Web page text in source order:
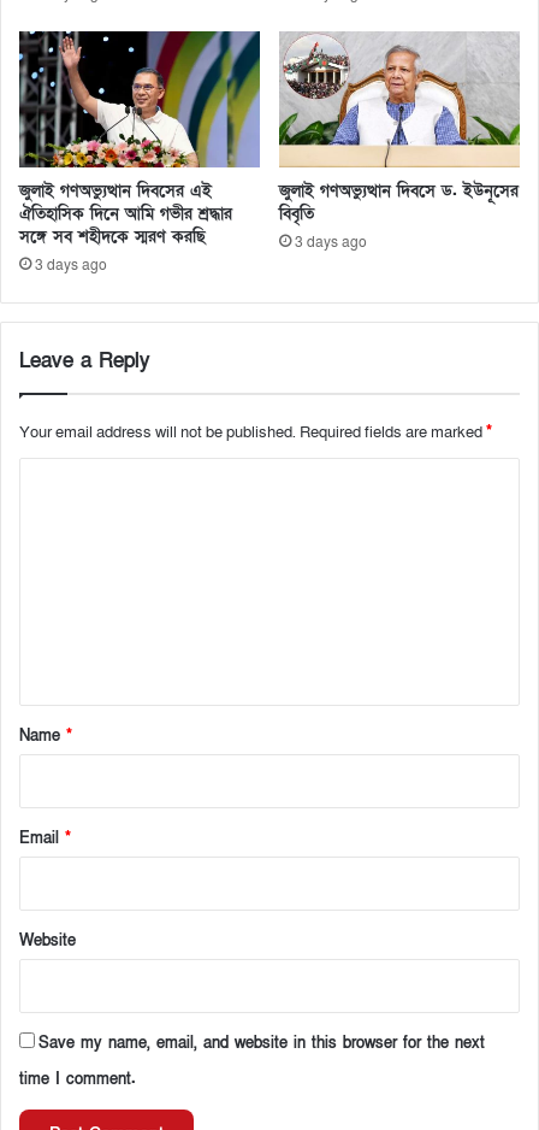
জুলাই গণঅভ্যুত্থান দিবসের এই
ঐতিহাসিক দিনে আমি গভীর শ্রদ্ধার
সঙ্গে সব শহীদকে স্মরণ করছি
3 days ago
জুলাই গণঅভ্যুত্থান দিবসে ড. ইউনূসের
বিবৃতি
3 days ago
Leave a Reply
Your email address will not be published. Required fields are marked*
*
Name *
Email *
Website
Save my name, email, and website in this browser for the next
time I comment.